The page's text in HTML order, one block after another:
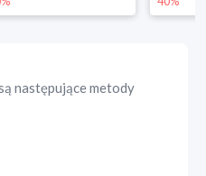
następujące metody